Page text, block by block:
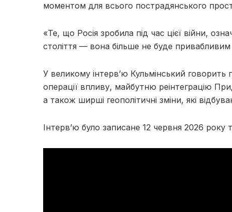
моментом для всього пострадянського
«Те, що Росія зробила під час цієї війни,
століття — вона більше не буде
У великому інтерв’ю Кульмінський
операції впливу, майбутню реінтеграцію
а також ширші геополітичні зміни, які
Інтерв’ю було записане 12 червня 2026